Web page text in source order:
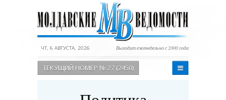
ЧТ, 6 АВГУСТА, 2026 Выходит еженедельно с 2000 года
ТЕКУЩИЙ НОМЕР № 27 (2450)